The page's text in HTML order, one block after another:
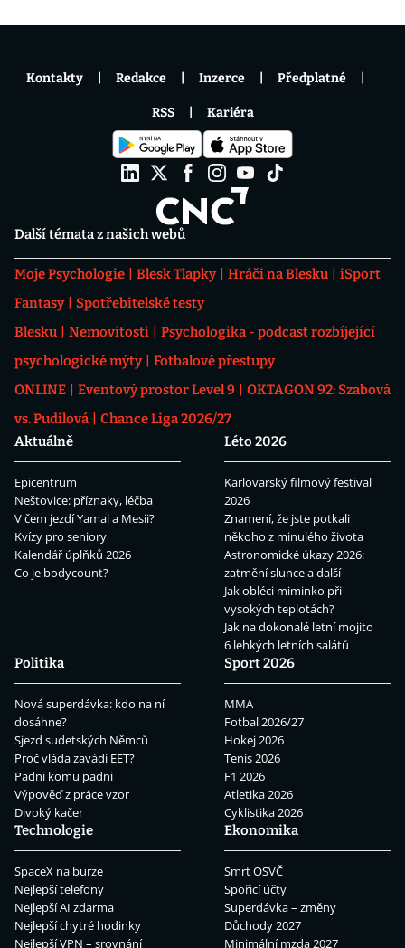
Další témata z našich webů
Moje Psychologie Blesk Tlapky Hráči na Blesku
iSport
Fantasy
Spotřebitelské testy
Blesku
Nemovitosti
Psychologika - podcast rozbíjející
psychologické mýty
Fotbalové přestupy
ONLINE
Eventový prostor Level 9
OKTAGON 92: Szabová
vs. Pudilová
Chance Liga 2026/27
Aktuálně
Epicentrum
Neštovice: příznaky, léčba
V čem jezdí Yamal a Mesii?
Kvízy pro seniory
Kalendář úplňků 2026
Co je bodycount?
Léto 2026
Karlovarský filmový festival
2026
Znamení, že jste potkali
někoho z minulého života
Astronomické úkazy 2026:
zatmění slunce a další
Jak obléci miminko při
vysokých teplotách?
Jak na dokonalé letní mojito
6 lehkých letních salátů
Politika
Nová superdávka: kdo na ní
dosáhne?
Sjezd sudetských Němců
Proč vláda zavádí EET?
Padni komu padni
Výpověď z práce vzor
Divoký kačer
Sport 2026
MMA
Fotbal 2026/27
Hokej 2026
Tenis 2026
F1 2026
Atletika 2026
Cyklistika 2026
Technologie
SpaceX na burze
Nejlepší telefony
Nejlepší AI zdarma
Nejlepší chytré hodinky
Nejlepší VPN – srovnání
Ekonomika
Smrt OSVČ
Spořicí účty
Superdávka – změny
Důchody 2027
Minimální mzda 2027
Kontakty Redakce Inzerce Předplatné
RSS Kariéra